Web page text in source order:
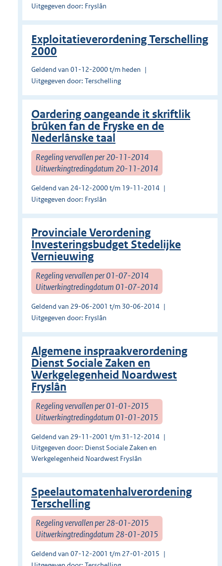
Uitgegeven door: Fryslân
Exploitatieverordening Terschelling
2000
Geldend van 01-12-2000 t/m heden
Uitgegeven door: Terschelling
Oardering oangeande it skriftlik
brûken fan de Fryske en de
Nederlânske taal
Regeling vervallen per 20-11-2014
Uitwerkingtredingdatum 20-11-2014
Geldend van 24-12-2000 t/m 19-11-2014
Uitgegeven door: Fryslân
Provinciale Verordening
Investeringsbudget Stedelijke
Vernieuwing
Regeling vervallen per 01-07-2014
Uitwerkingtredingdatum 01-07-2014
Geldend van 29-06-2001 t/m 30-06-2014
Uitgegeven door: Fryslân
Algemene inspraakverordening
Dienst Sociale Zaken en
Werkgelegenheid Noardwest
Fryslân
Regeling vervallen per 01-01-2015
Uitwerkingtredingdatum 01-01-2015
Geldend van 29-11-2001 t/m 31-12-2014
Uitgegeven door: Dienst Sociale Zaken en
Werkgelegenheid Noardwest Fryslân
Speelautomatenhalverordening
Terschelling
Regeling vervallen per 28-01-2015
Uitwerkingtredingdatum 28-01-2015
Geldend van 07-12-2001 t/m 27-01-2015